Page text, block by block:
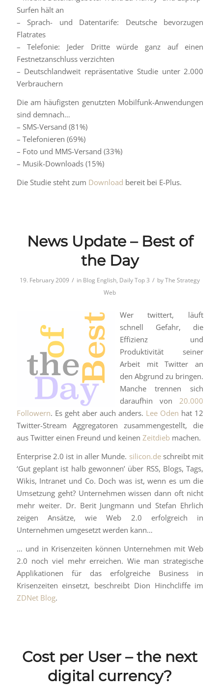
Surfen hält an
– Sprach- und Datentarife: Deutsche bevorzugen
Flatrates
– Telefonie: Jeder Dritte würde ganz auf einen
Festnetzanschluss verzichten
– Deutschlandweit repräsentative Studie unter 2.000
Verbrauchern
Die am häufigsten genutzten Mobilfunk-Anwendungen
sind demnach…
– SMS-Versand (81%)
– Telefonieren (69%)
– Foto und MMS-Versand (33%)
– Musik-Downloads (15%)
Die Studie steht zum Download bereit bei E-Plus.
News Update – Best of
the Day
19. February 2009 / in Blog English, Daily Top 3 / byThe Strategy
Web
Wer twittert, läuft
schnell Gefahr, die
Effizienz und
Produktivität seiner
Arbeit mit Twitter an
den Abgrund zu bringen.
Manche trennen sich
daraufhin von20.000
Followern. Es geht aber auch anders. Lee Oden hat 12
Twitter-Stream Aggregatoren zusammengestellt, die
aus Twitter einen Freund und keinen Zeitdiebmachen.
Enterprise 2.0 ist in aller Munde. silicon.deschreibt mit
‘Gut geplant ist halb gewonnen’ über RSS, Blogs, Tags,
Wikis, Intranet und Co. Doch was ist, wenn es um die
Umsetzung geht? Unternehmen wissen dann oft nicht
mehr weiter. Dr. Berit Jungmann und Stefan Ehrlich
zeigen Ansätze, wie Web 2.0 erfolgreich in
Unternehmen umgesetzt werden kann…
… und in Krisenzeiten können Unternehmen mit Web
2.0 noch viel mehr erreichen. Wie man strategische
Applikationen für das erfolgreiche Business in
Krisenzeiten einsetzt, beschreibt Dion Hinchcliffe im
ZDNet Blog.
Cost per User – the next
digital currency?